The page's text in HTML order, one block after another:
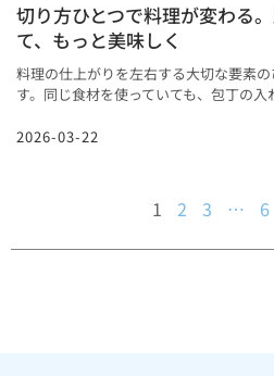
切り方ひとつで料理が変わる
て、もっと美味しく
料理の仕上がりを左右する大切な要素
す。同じ食材を使っていても、包丁の入
2026-03-22
1 2 3 … 6